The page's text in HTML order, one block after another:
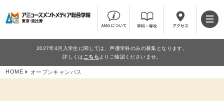
2027年4月入学生に関しては、声優学科のみの募集となります。
詳しくは こちら よりご確認くださいませ。
HOME オープンキャンパス